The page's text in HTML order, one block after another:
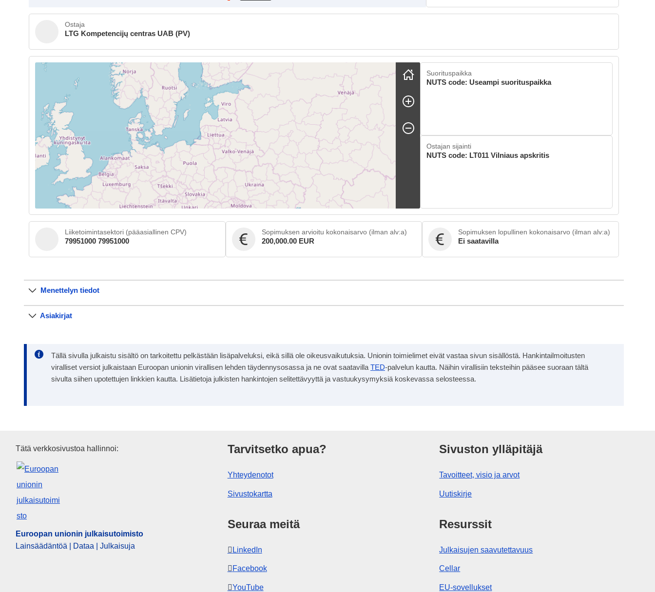
Ostaja
LTG Kompetencijų centras UAB (PV)
Skip map Suorituspaikka
NUTS code: Useampi suorituspaikka
Ostajan sijainti
NUTS code: LT011 Vilniaus apskritis
Liiketoimintasektori (pääasiallinen CPV)
79951000 79951000
Sopimuksen arvioitu kokonaisarvo (ilman alv:a)
200,000.00 EUR
Sopimuksen lopullinen kokonaisarvo (ilman alv:a)
Ei saatavilla
Menettelyn tiedot
Asiakirjat
Tällä sivulla julkaistu sisältö on tarkoitettu pelkästään lisäpalveluksi, eikä sillä ole oikeusvaikutuksia. Unionin toimielimet eivät vastaa sivun sisällöstä. Hankintailmoitusten
viralliset versiot julkaistaan Euroopan unionin virallisen lehden täydennysosassa ja ne ovat saatavillaTED-palvelun kautta. Näihin virallisiin teksteihin pääsee suoraan tältä
sivulta siihen upotettujen linkkien kautta. Lisätietoja julkisten hankintojen selitettävyyttä ja vastuukysymyksiä koskevassa selosteessa.
Euroopan unionin julkaisutoimisto
Tätä verkkosivustoa hallinnoi:
Euroopan unionin julkaisutoimisto
Lainsäädäntöä | Dataa | Julkaisuja
Tarvitsetko apua?
Yhteydenotot
Sivustokartta
Seuraa meitä
LinkedIn
Facebook
YouTube
Sivuston ylläpitäjä
Tavoitteet, visio ja arvot
Uutiskirje
Resurssit
Julkaisujen saavutettavuus
Cellar
EU-sovellukset